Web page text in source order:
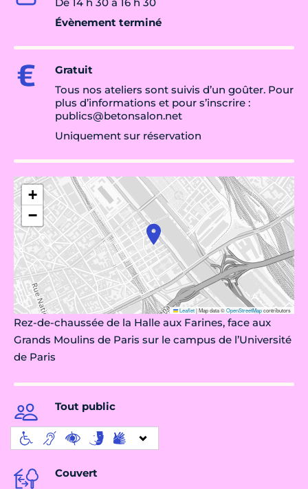
Évènement terminé
Gratuit
Tous nos ate­liers sont suivis d’un goûter. Pour
plus d’infor­ma­tions et pour s’ins­crire :
publics@­be­ton­sa­lon.net
Uniquement sur réservation
+
−
Leaflet|Map data ©OpenStreetMapcontributors
Rez-de-chaus­sée de la Halle aux Farines, face aux
Grands Moulins de Paris sur le campus de l’Université
de Paris
Tout public
Couvert